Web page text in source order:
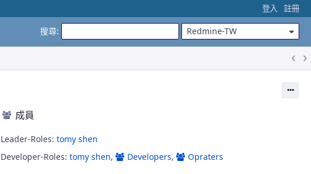
登入 註冊
搜尋: Redmine-TW
成員
Leader-Roles: tomy shen
Developer-Roles: tomy shen, Developers, Opraters